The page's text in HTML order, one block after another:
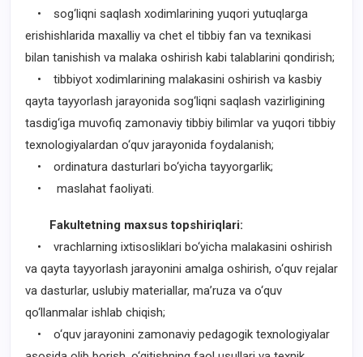
• sog‘liqni saqlash xodimlarining yuqori yutuqlarga
erishishlarida maxalliy va chet el tibbiy fan va texnikasi
bilan tanishish va malaka oshirish kabi talablarini qondirish;
• tibbiyot xodimlarining malakasini oshirish va kasbiy
qayta tayyorlash jarayonida sog‘liqni saqlash vazirligining
tasdig‘iga muvofiq zamonaviy tibbiy bilimlar va yuqori tibbiy
texnologiyalardan o‘quv jarayonida foydalanish;
• ordinatura dasturlari bo‘yicha tayyorgarlik;
• maslahat faoliyati.
Fakultetning maxsus topshiriqlari:
• vrachlarning ixtisosliklari bo‘yicha malakasini oshirish
va qayta tayyorlash jarayonini amalga oshirish, o‘quv rejalar
va dasturlar, uslubiy materiallar, ma’ruza va o‘quv
qo‘llanmalar ishlab chiqish;
• o‘quv jarayonini zamonaviy pedagogik texnologiyalar